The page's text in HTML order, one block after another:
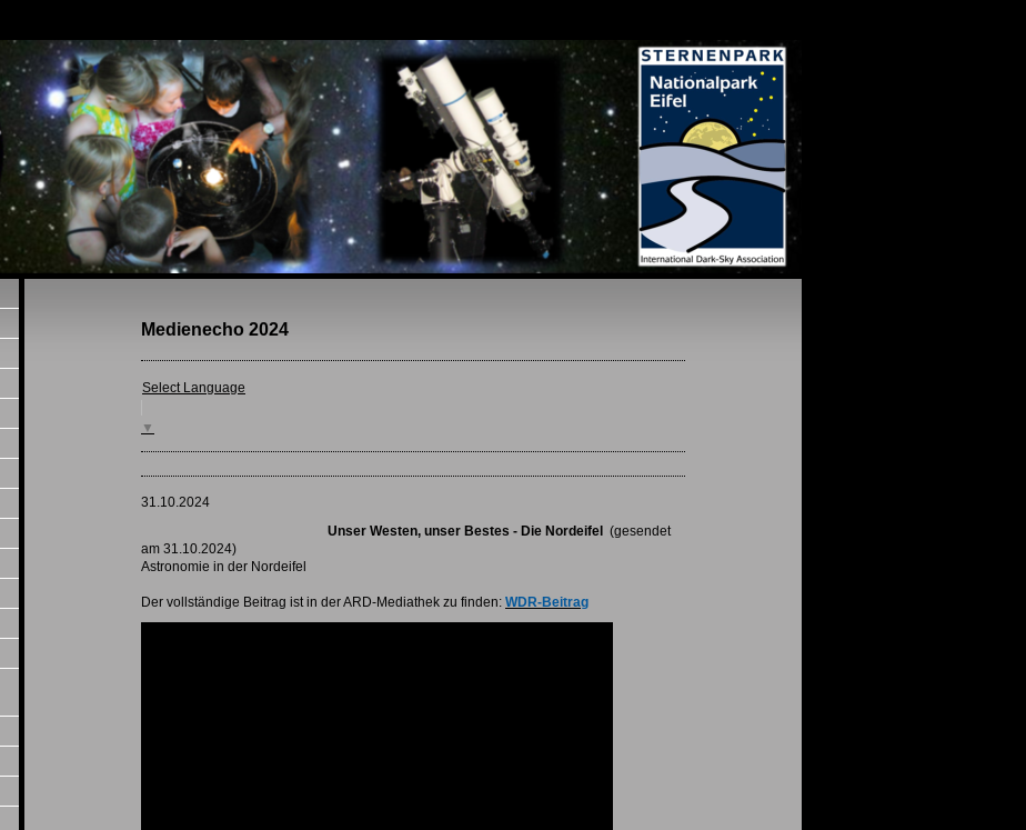
Medienecho 2024
Select Language
▼
31.10.2024
Unser Westen, unser Bestes - Die Nordeifel
(gesendet
am 31.10.2024)
Astronomie in der Nordeifel
Der vollständige Beitrag ist in der ARD-Mediathek zu finden: WDR-Beitrag